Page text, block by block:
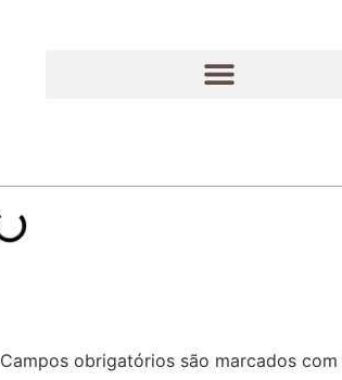
Campos obrigatórios são marcados com